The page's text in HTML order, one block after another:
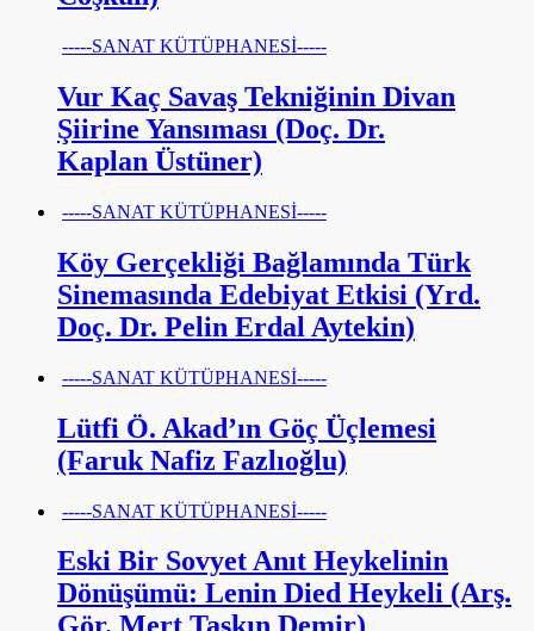
-----SANAT KÜTÜPHANESİ-----
Vur Kaç Savaş Tekniğinin Divan
Şiirine Yansıması (Doç. Dr.
Kaplan Üstüner)
-----SANAT KÜTÜPHANESİ-----
Köy Gerçekliği Bağlamında Türk
Sinemasında Edebiyat Etkisi (Yrd.
Doç. Dr. Pelin Erdal Aytekin)
-----SANAT KÜTÜPHANESİ-----
Lütfi Ö. Akad’ın Göç Üçlemesi
(Faruk Nafiz Fazlıoğlu)
-----SANAT KÜTÜPHANESİ-----
Eski Bir Sovyet Anıt Heykelinin
Dönüşümü: Lenin Died Heykeli (Arş.